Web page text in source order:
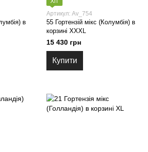
в
Артикул: Av_754
55 Гортензій мікс (Колумбія) в
корзині XXXL
15 430 грн
Купити